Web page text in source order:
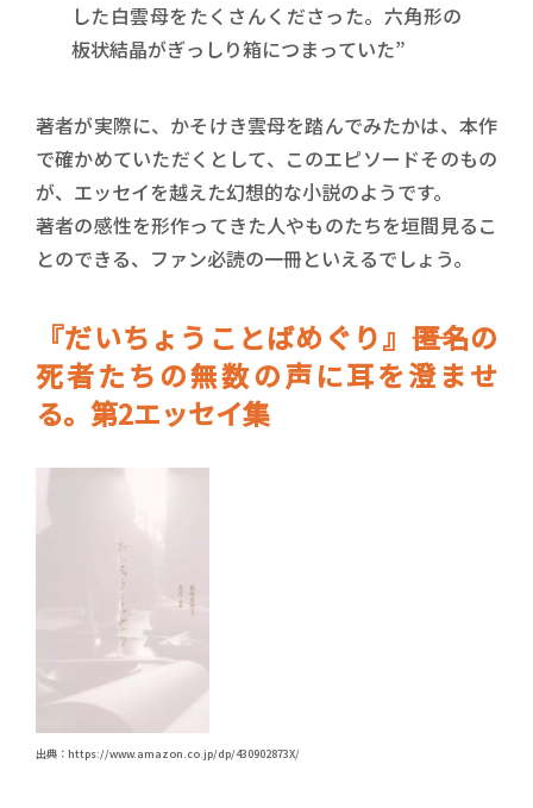
した白雲母をたくさんくださった。六角形の
板状結晶がぎっしり箱につまっていた”
著者が実際に、かそけき雲母を踏んでみたかは、本作
で確かめていただくとして、このエピソードそのもの
が、エッセイを越えた幻想的な小説のようです。
著者の感性を形作ってきた人やものたちを垣間見るこ
とのできる、ファン必読の一冊といえるでしょう。
『だいちょうことばめぐり』――匿名の
死者たちの無数の声に耳を澄ませ
る。第2エッセイ集
出典：https://www.amazon.co.jp/dp/430902873X/